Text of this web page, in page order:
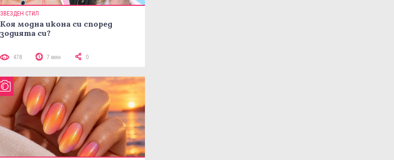
ЗВЕЗДЕН СТИЛ
Коя модна икона си според
зодията си?
478 7 мин 0